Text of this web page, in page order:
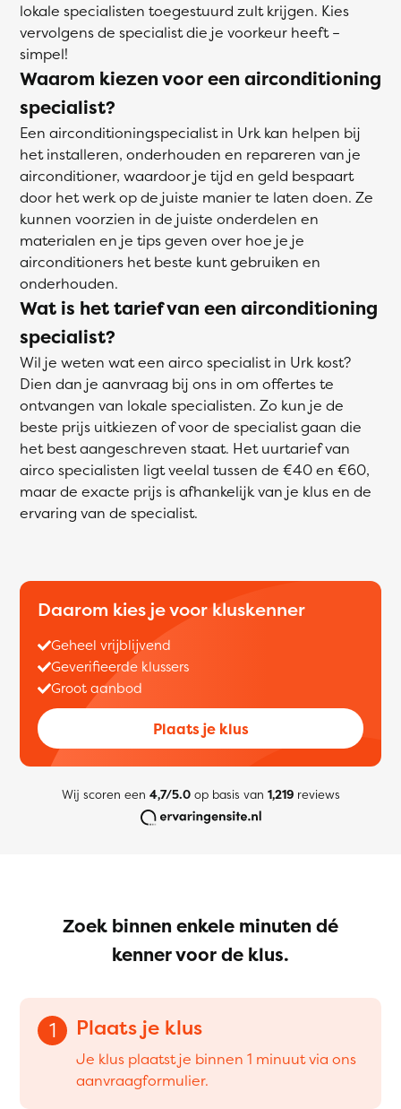
lokale specialisten toegestuurd zult krijgen. Kies
vervolgens de specialist die je voorkeur heeft –
simpel!
Waarom kiezen voor een airconditioning
specialist?
Een airconditioningspecialist in Urk kan helpen bij
het installeren, onderhouden en repareren van je
airconditioner, waardoor je tijd en geld bespaart
door het werk op de juiste manier te laten doen. Ze
kunnen voorzien in de juiste onderdelen en
materialen en je tips geven over hoe je je
airconditioners het beste kunt gebruiken en
onderhouden.
Wat is het tarief van een airconditioning
specialist?
Wil je weten wat een airco specialist in Urk kost?
Dien dan je aanvraag bij ons in om offertes te
ontvangen van lokale specialisten. Zo kun je de
beste prijs uitkiezen of voor de specialist gaan die
het best aangeschreven staat. Het uurtarief van
airco specialisten ligt veelal tussen de €40 en €60,
maar de exacte prijs is afhankelijk van je klus en de
ervaring van de specialist.
Daarom kies je voor kluskenner
Geheel vrijblijvend
Geverifieerde klussers
Groot aanbod
Plaats je klus
Wij scoren een 4,7/5.0op basis van 1,219reviews
Zoek binnen enkele minuten dé
kenner voor de klus.
1 Plaats je klus
Je klus plaatst je binnen 1 minuut via ons
aanvraagformulier.